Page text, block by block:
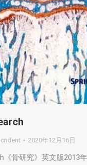
cndent 2020年12月16日
《骨研究》英文版2013